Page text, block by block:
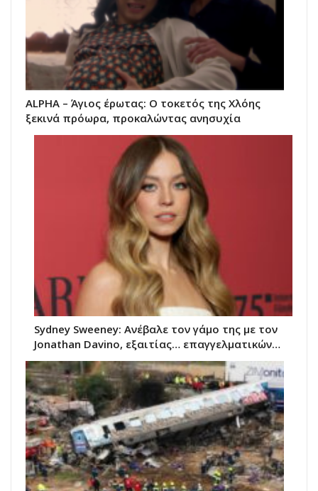
ALPHA – Άγιος έρωτας: Ο τοκετός της Χλόης
ξεκινά πρόωρα, προκαλώντας ανησυχία
Sydney Sweeney: Ανέβαλε τον γάμο της με τον
Jonathan Davino, εξαιτίας… επαγγελματικών…